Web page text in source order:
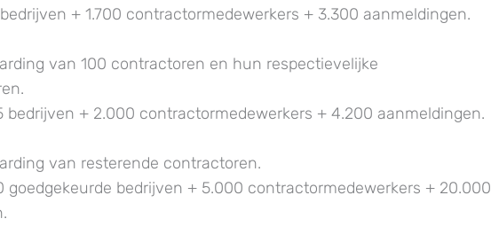
+ 1.700 contractormedewerkers + 3.300 aanmeldingen.
van 100 contractoren en hun respectievelijke
bedrijven + 2.000 contractormedewerkers + 4.200 aanmeldingen.
van resterende contractoren.
goedgekeurde bedrijven + 5.000 contractormedewerkers + 20.000